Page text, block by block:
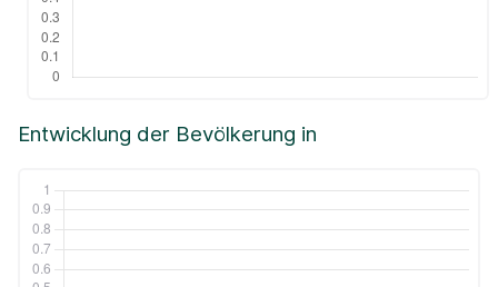
Entwicklung der Bevölkerung in